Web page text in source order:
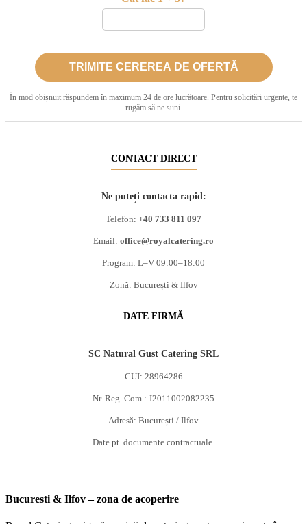
În mod obișnuit răspundem în maximum 24 de ore lucrătoare. Pentru solicitări urgente, te
rugăm să ne suni.
CONTACT DIRECT
Ne puteți contacta rapid:
Telefon: +40 733 811 097
Email: office@royalcatering.ro
Program: L–V 09:00–18:00
Zonă: București & Ilfov
DATE FIRMĂ
SC Natural Gust Catering SRL
CUI: 28964286
Nr. Reg. Com.: J2011002082235
Adresă: București / Ilfov
Date pt. documente contractuale.
Bucuresti & Ilfov – zona de acoperire